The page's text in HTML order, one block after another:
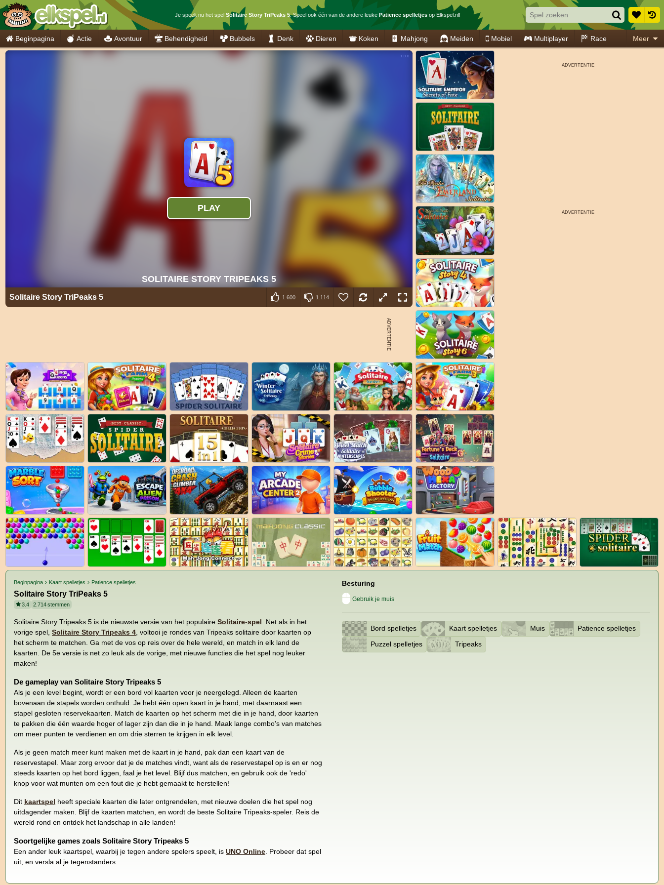
Je speelt nu het spel Solitaire Story TriPeaks 5. Speel ook één van de andere leuke Patience spelletjesop Elkspel.nl!
Beginpagina Actie Avontuur Behendigheid Bubbels Denk Dieren Koken Mahjong Meiden Mobiel Multiplayer Race Meer
Solitaire Story TriPeaks 5 1.600 1.114
Beginpagina Kaart spelletjes Patience spelletjes
Solitaire Story TriPeaks 5
3.4 2.714stemmen
Solitaire Story Tripeaks 5 is de nieuwste versie van het populaire Solitaire-spel . Net als in het
vorige spel, Solitaire Story Tripeaks 4 , voltooi je rondes van Tripeaks solitaire door kaarten op
het scherm te matchen. Ga met de vos op reis over de hele wereld, en match in elk land de
kaarten. De 5e versie is net zo leuk als de vorige, met nieuwe functies die het spel nog leuker
maken!
De gameplay van Solitaire Story Tripeaks 5
Als je een level begint, wordt er een bord vol kaarten voor je neergelegd. Alleen de kaarten
bovenaan de stapels worden onthuld. Je hebt één open kaart in je hand, met daarnaast een
stapel gesloten reservekaarten. Match de kaarten op het scherm met die in je hand, door kaarten
te pakken die één waarde hoger of lager zijn dan die in je hand. Maak lange combo's van matches
om meer punten te verdienen en om drie sterren te krijgen in elk level.
Als je geen match meer kunt maken met de kaart in je hand, pak dan een kaart van de
reservestapel. Maar zorg ervoor dat je de matches vindt, want als de reservestapel op is en er nog
steeds kaarten op het bord liggen, faal je het level. Blijf dus matchen, en gebruik ook de 'redo'
knop voor wat munten om een fout die je hebt gemaakt te herstellen!
Dit kaartspel heeft speciale kaarten die later ontgrendelen, met nieuwe doelen die het spel nog
uitdagender maken. Blijf de kaarten matchen, en wordt de beste Solitaire Tripeaks-speler. Reis de
wereld rond en ontdek het landschap in alle landen!
Soortgelijke games zoals Solitaire Story Tripeaks 5
Een ander leuk kaartspel, waarbij je tegen andere spelers speelt, is UNO Online . Probeer dat spel
uit, en versla al je tegenstanders.
Besturing
Gebruik je muis
Bord spelletjes Kaart spelletjes Muis
Patience spelletjes
Puzzel spelletjes
Tripeaks